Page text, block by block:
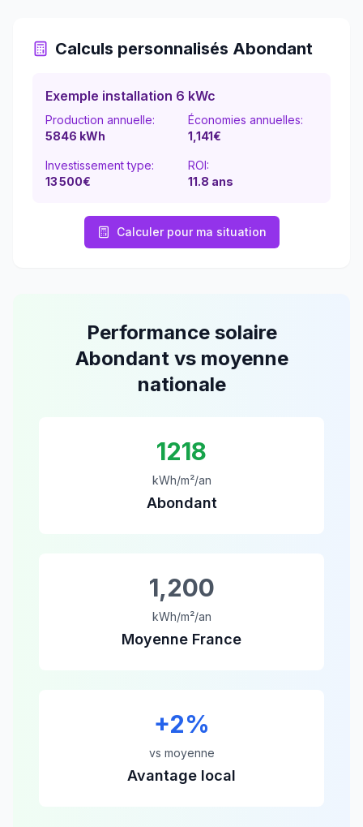
Calculs personnalisés Abondant
Exemple installation 6 kWc
Production annuelle:
5846 kWh
Économies annuelles:
1,141€
Investissement type:
13 500€
ROI:
11.8 ans
Calculer pour ma situation
Performance solaire
Abondantvs moyenne
nationale
1218
kWh/m²/an
Abondant
1,200
kWh/m²/an
Moyenne France
+2%
vs moyenne
Avantage local